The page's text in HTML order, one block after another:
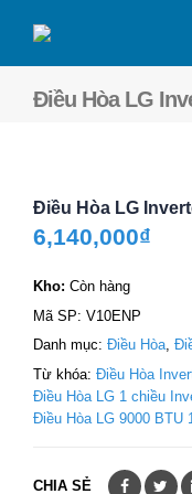
Điều Hòa LG
Điều Hòa LG
6,140,000₫
Kho: Còn hàng
Mã SP: V10ENP
Danh mục: Điều Hòa,
Từ khóa: Điều Hòa
Điều Hòa LG 1 chiều
Điều Hòa LG 9000 BTU
CHIA SẺ